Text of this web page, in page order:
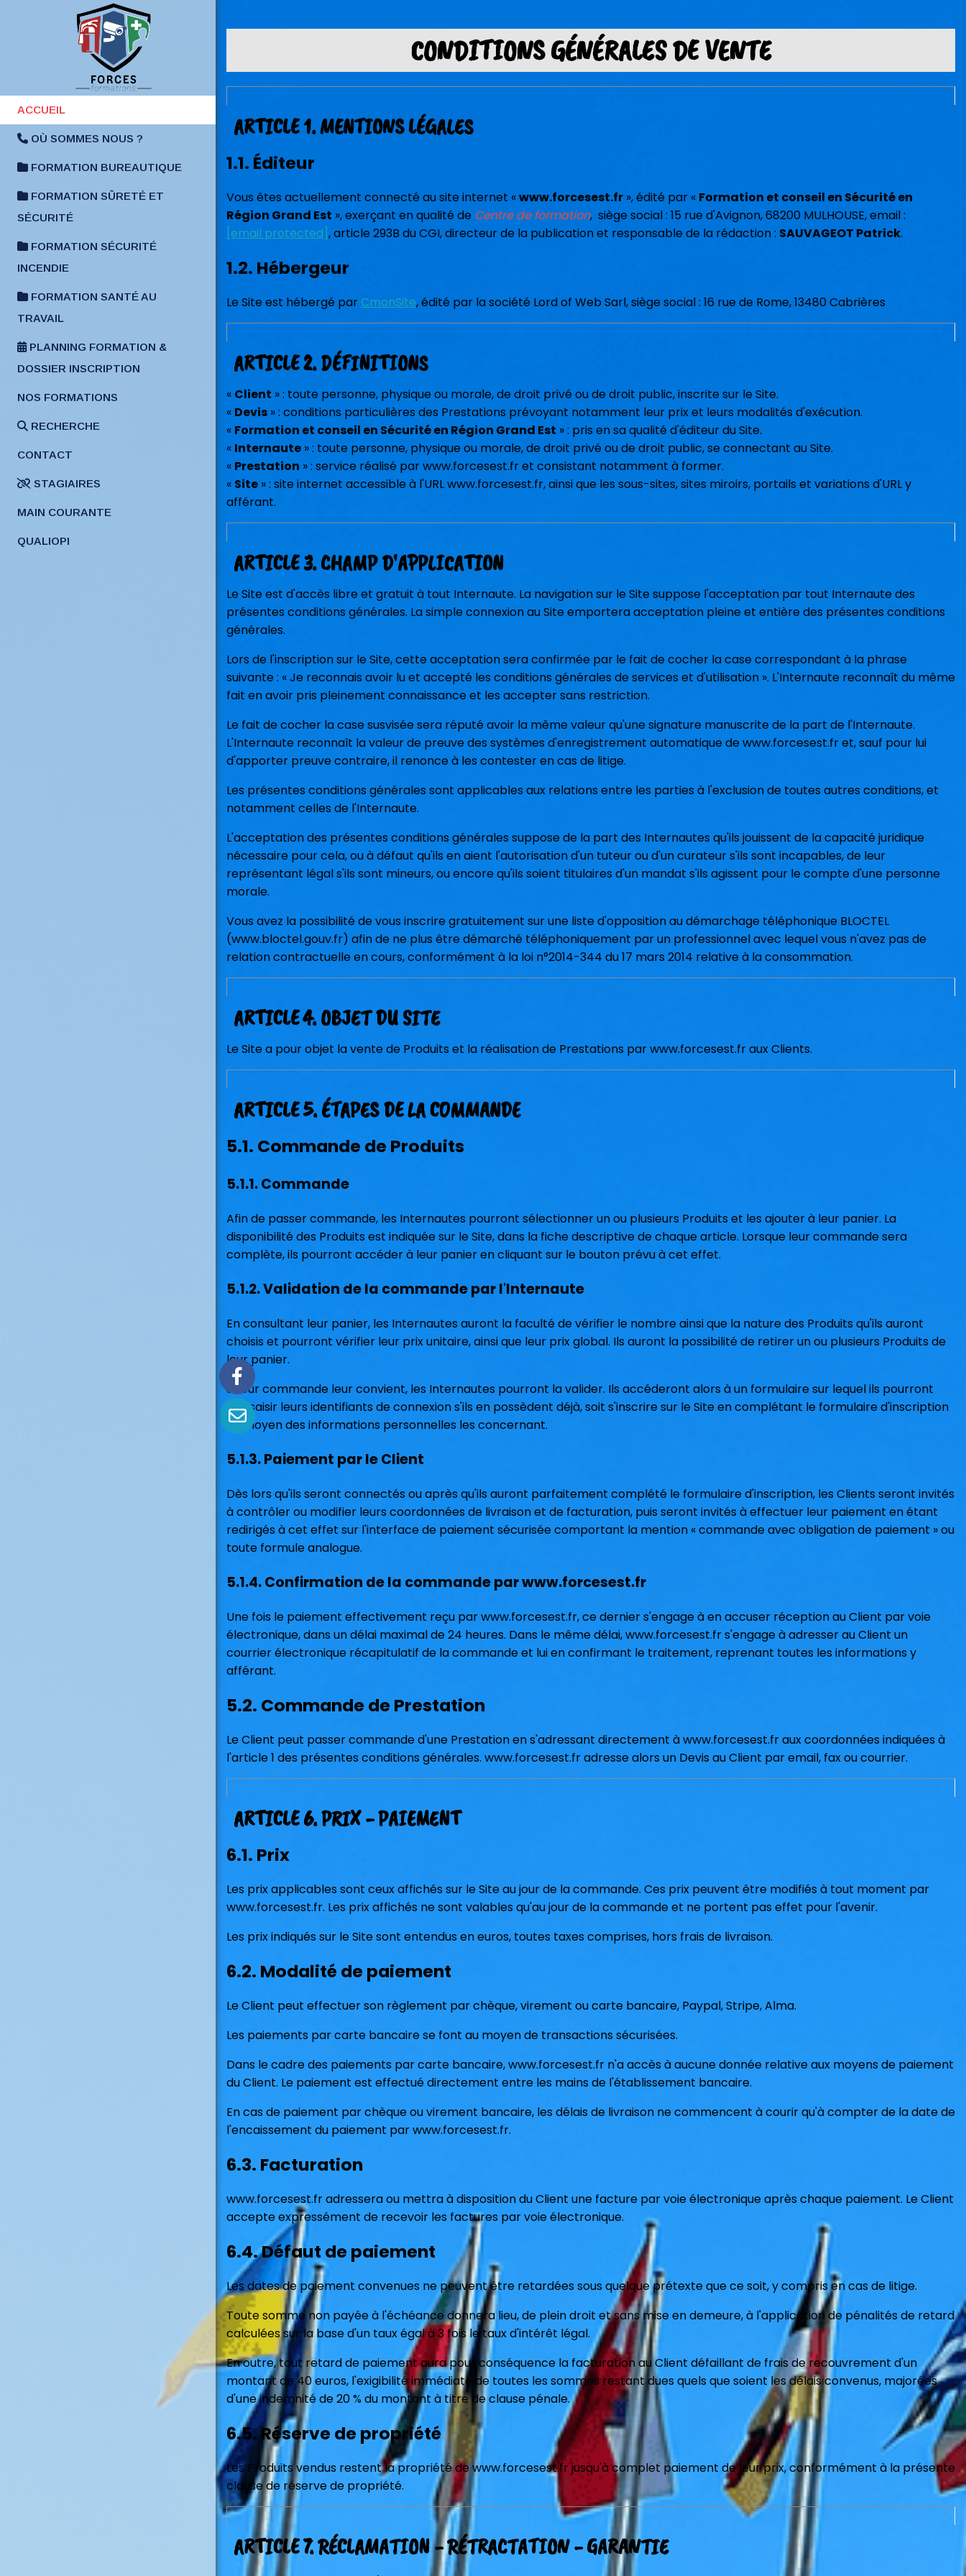
ACCUEIL
OÙ SOMMES NOUS ?
FORMATION BUREAUTIQUE
FORMATION SÛRETÉ ET
SÉCURITÉ
FORMATION SÉCURITÉ
INCENDIE
FORMATION SANTÉ AU
TRAVAIL
PLANNING FORMATION &
DOSSIER INSCRIPTION
NOS FORMATIONS
RECHERCHE
CONTACT
STAGIAIRES
MAIN COURANTE
QUALIOPI
CONDITIONS GÉNÉRALES DE VENTE
ARTICLE 1. MENTIONS LÉGALES
1.1. Éditeur
Vous êtes actuellement connecté au site internet «www.forcesest.fr », édité par « Formation et conseil en Sécurité en
Région Grand Est », exerçant en qualité de Centre de formation, siège social : 15 rue d'Avignon, 68200 MULHOUSE, email :
[email protected] , article 293B du CGI, directeur de la publication et responsable de la rédaction : SAUVAGEOT Patrick.
1.2. Hébergeur
Le Site est hébergé par CmonSite, édité par la société Lord of Web Sarl, siège social : 16 rue de Rome, 13480 Cabrières
ARTICLE 2. DÉFINITIONS
« Client » : toute personne, physique ou morale, de droit privé ou de droit public, inscrite sur le Site.
« Devis » : conditions particulières des Prestations prévoyant notamment leur prix et leurs modalités d'exécution.
« Formation et conseil en Sécurité en Région Grand Est » : pris en sa qualité d'éditeur du Site.
« Internaute » : toute personne, physique ou morale, de droit privé ou de droit public, se connectant au Site.
« Prestation » : service réalisé par www.forcesest.fr et consistant notamment à former.
« Site » : site internet accessible à l'URL www.forcesest.fr, ainsi que les sous-sites, sites miroirs, portails et variations d'URL y
afférant.
ARTICLE 3. CHAMP D'APPLICATION
Le Site est d'accès libre et gratuit à tout Internaute. La navigation sur le Site suppose l'acceptation par tout Internaute des
présentes conditions générales. La simple connexion au Site emportera acceptation pleine et entière des présentes conditions
générales.
Lors de l'inscription sur le Site, cette acceptation sera confirmée par le fait de cocher la case correspondant à la phrase
suivante : « Je reconnais avoir lu et accepté les conditions générales de services et d'utilisation ». L'Internaute reconnaît du même
fait en avoir pris pleinement connaissance et les accepter sans restriction.
Le fait de cocher la case susvisée sera réputé avoir la même valeur qu'une signature manuscrite de la part de l'Internaute.
L'Internaute reconnaît la valeur de preuve des systèmes d'enregistrement automatique de www.forcesest.fr et, sauf pour lui
d'apporter preuve contraire, il renonce à les contester en cas de litige.
Les présentes conditions générales sont applicables aux relations entre les parties à l'exclusion de toutes autres conditions, et
notamment celles de l'Internaute.
L'acceptation des présentes conditions générales suppose de la part des Internautes qu'ils jouissent de la capacité juridique
nécessaire pour cela, ou à défaut qu'ils en aient l'autorisation d'un tuteur ou d'un curateur s'ils sont incapables, de leur
représentant légal s'ils sont mineurs, ou encore qu'ils soient titulaires d'un mandat s'ils agissent pour le compte d'une personne
morale.
Vous avez la possibilité de vous inscrire gratuitement sur une liste d'opposition au démarchage téléphonique BLOCTEL
(www.bloctel.gouv.fr) afin de ne plus être démarché téléphoniquement par un professionnel avec lequel vous n'avez pas de
relation contractuelle en cours, conformément à la loi n°2014-344 du 17 mars 2014 relative à la consommation.
ARTICLE 4. OBJET DU SITE
Le Site a pour objet la vente de Produits et la réalisation de Prestations par www.forcesest.fr aux Clients.
ARTICLE 5. ÉTAPES DE LA COMMANDE
5.1. Commande de Produits
5.1.1. Commande
Afin de passer commande, les Internautes pourront sélectionner un ou plusieurs Produits et les ajouter à leur panier. La
disponibilité des Produits est indiquée sur le Site, dans la fiche descriptive de chaque article. Lorsque leur commande sera
complète, ils pourront accéder à leur panier en cliquant sur le bouton prévu à cet effet.
5.1.2. Validation de la commande par l'Internaute
En consultant leur panier, les Internautes auront la faculté de vérifier le nombre ainsi que la nature des Produits qu'ils auront
choisis et pourront vérifier leur prix unitaire, ainsi que leur prix global. Ils auront la possibilité de retirer un ou plusieurs Produits de
leur panier.
Si leur commande leur convient, les Internautes pourront la valider. Ils accéderont alors à un formulaire sur lequel ils pourront
soit saisir leurs identifiants de connexion s'ils en possèdent déjà, soit s'inscrire sur le Site en complétant le formulaire d'inscription
au moyen des informations personnelles les concernant.
5.1.3. Paiement par le Client
Dès lors qu'ils seront connectés ou après qu'ils auront parfaitement complété le formulaire d'inscription, les Clients seront invités
à contrôler ou modifier leurs coordonnées de livraison et de facturation, puis seront invités à effectuer leur paiement en étant
redirigés à cet effet sur l'interface de paiement sécurisée comportant la mention « commande avec obligation de paiement » ou
toute formule analogue.
5.1.4. Confirmation de la commande par www.forcesest.fr
Une fois le paiement effectivement reçu par www.forcesest.fr, ce dernier s'engage à en accuser réception au Client par voie
électronique, dans un délai maximal de 24 heures. Dans le même délai, www.forcesest.fr s'engage à adresser au Client un
courrier électronique récapitulatif de la commande et lui en confirmant le traitement, reprenant toutes les informations y
afférant.
5.2. Commande de Prestation
Le Client peut passer commande d'une Prestation en s'adressant directement à www.forcesest.fr aux coordonnées indiquées à
l'article 1 des présentes conditions générales. www.forcesest.fr adresse alors un Devis au Client par email, fax ou courrier.
ARTICLE 6. PRIX - PAIEMENT
6.1. Prix
Les prix applicables sont ceux affichés sur le Site au jour de la commande. Ces prix peuvent être modifiés à tout moment par
www.forcesest.fr. Les prix affichés ne sont valables qu'au jour de la commande et ne portent pas effet pour l'avenir.
Les prix indiqués sur le Site sont entendus en euros, toutes taxes comprises, hors frais de livraison.
6.2. Modalité de paiement
Le Client peut effectuer son règlement par chèque, virement ou carte bancaire, Paypal, Stripe, Alma.
Les paiements par carte bancaire se font au moyen de transactions sécurisées.
Dans le cadre des paiements par carte bancaire, www.forcesest.fr n'a accès à aucune donnée relative aux moyens de paiement
du Client. Le paiement est effectué directement entre les mains de l'établissement bancaire.
En cas de paiement par chèque ou virement bancaire, les délais de livraison ne commencent à courir qu'à compter de la date de
l'encaissement du paiement par www.forcesest.fr.
6.3. Facturation
www.forcesest.fr adressera ou mettra à disposition du Client une facture par voie électronique après chaque paiement. Le Client
accepte expressément de recevoir les factures par voie électronique.
6.4. Défaut de paiement
Les dates de paiement convenues ne peuvent être retardées sous quelque prétexte que ce soit, y compris en cas de litige.
Toute somme non payée à l'échéance donnera lieu, de plein droit et sans mise en demeure, à l'application de pénalités de retard
calculées sur la base d'un taux égal à 3 fois le taux d'intérêt légal.
En outre, tout retard de paiement aura pour conséquence la facturation au Client défaillant de frais de recouvrement d'un
montant de 40 euros, l'exigibilité immédiate de toutes les sommes restant dues quels que soient les délais convenus, majorées
d'une indemnité de 20 % du montant à titre de clause pénale.
6.5. Réserve de propriété
Les Produits vendus restent la propriété de www.forcesest.fr jusqu'à complet paiement de leur prix, conformément à la présente
clause de réserve de propriété.
ARTICLE 7. RÉCLAMATION - RÉTRACTATION - GARANTIE
Panneau de gestion des cookies